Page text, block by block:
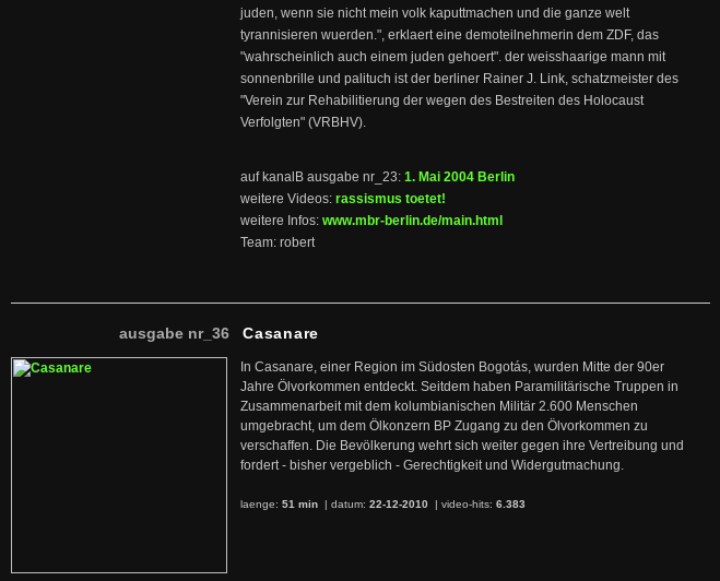
juden, wenn sie nicht mein volk kaputtmachen und die ganze welt
tyrannisieren wuerden.", erklaert eine demoteilnehmerin dem ZDF, das
"wahrscheinlich auch einem juden gehoert". der weisshaarige mann mit
sonnenbrille und palituch ist der berliner Rainer J. Link, schatzmeister des
"Verein zur Rehabilitierung der wegen des Bestreiten des Holocaust
Verfolgten" (VRBHV).
auf kanalB ausgabe nr_23: 1. Mai 2004 Berlin
weitere Videos: rassismus toetet!
weitere Infos: www.mbr-berlin.de/main.html
Team: robert
ausgabe nr_36 Casanare
In Casanare, einer Region im Südosten Bogotás, wurden Mitte der 90er
Jahre Ölvorkommen entdeckt. Seitdem haben Paramilitärische Truppen in
Zusammenarbeit mit dem kolumbianischen Militär 2.600 Menschen
umgebracht, um dem Ölkonzern BP Zugang zu den Ölvorkommen zu
verschaffen. Die Bevölkerung wehrt sich weiter gegen ihre Vertreibung und
fordert - bisher vergeblich - Gerechtigkeit und Widergutmachung.
laenge: 51 min | datum: 22-12-2010 | video-hits: 6.383